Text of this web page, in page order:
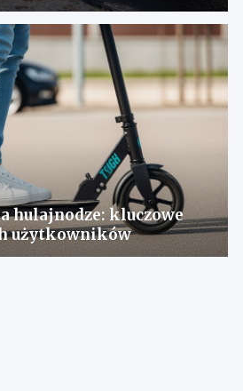
hulajnodze: kluczowe
użytkowników